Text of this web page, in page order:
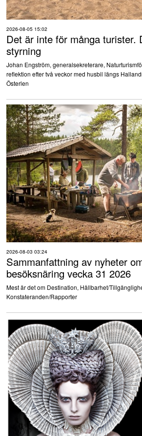
2026-08-05 15:02
Det är inte för många turister.
styrning
Johan Engström, generalsekreterare,
reflektion efter två veckor med husbil längs
Österlen
2026-08-03 03:24
Sammanfattning av nyheter
besöksnäring vecka 31 2026
Mest är det om Destination, Hållbarhet/
Konstateranden/Rapporter